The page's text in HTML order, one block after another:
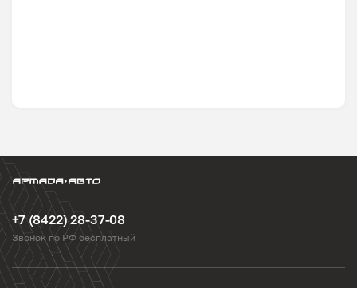
+7 (8422) 28-37-08
Звонок по РФ бесплатный